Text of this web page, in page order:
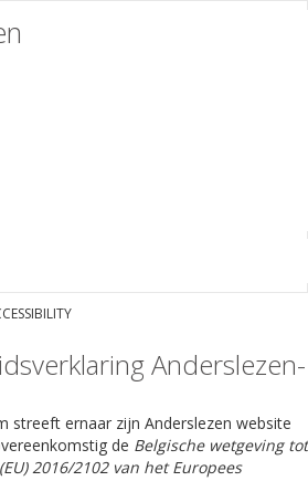
Anderslezen-
streeft ernaar zijn Anderslezen website
de Belgische wetgeving tot
2016/2102 van het Europees